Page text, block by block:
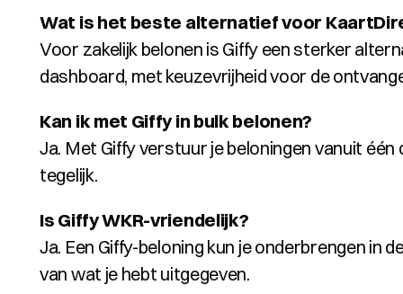
Wat is het beste alternatief voor
Voor zakelijk belonen is Giffy een sterker
dashboard, met keuzevrijheid voor de
Kan ik met Giffy in bulk belonen?
Ja. Met Giffy verstuur je beloningen vanuit
tegelijk.
Is Giffy WKR-vriendelijk?
Ja. Een Giffy-beloning kun je onderbrengen in
van wat je hebt uitgegeven.